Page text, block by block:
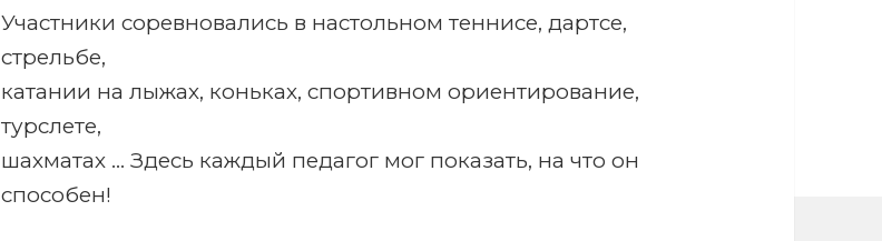
Участники соревновались в настольном теннисе, дартсе,
стрельбе,
катании на лыжах, коньках, спортивном ориентирование,
турслете,
шахматах … Здесь каждый педагог мог показать, на что он
способен!